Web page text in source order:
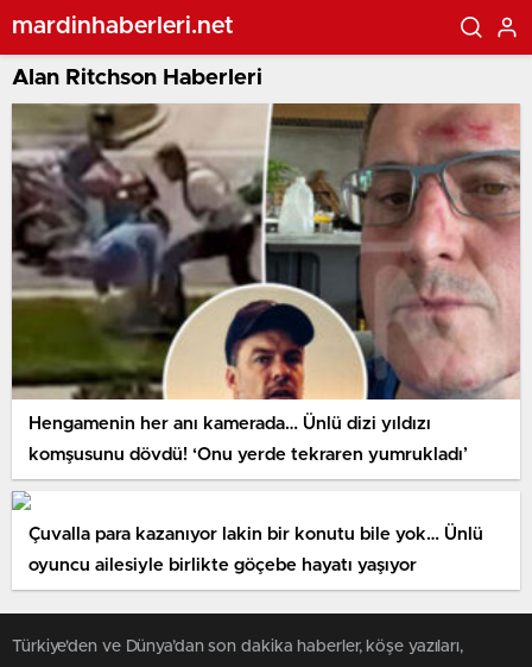
mardinhaberleri.net
Alan Ritchson Haberleri
Hengamenin her anı kamerada… Ünlü dizi yıldızı
komşusunu dövdü! ‘Onu yerde tekraren yumrukladı’
Çuvalla para kazanıyor lakin bir konutu bile yok… Ünlü
oyuncu ailesiyle birlikte göçebe hayatı yaşıyor
Türkiye'den ve Dünya’dan son dakika haberler, köşe yazıları,